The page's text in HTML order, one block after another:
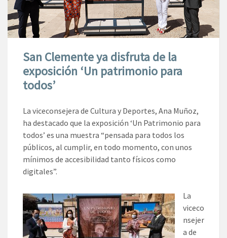
San Clemente ya disfruta de la
exposición ‘Un patrimonio para
todos’
La viceconsejera de Cultura y Deportes, Ana Muñoz,
ha destacado que la exposición ‘Un Patrimonio para
todos’ es una muestra “pensada para todos los
públicos, al cumplir, en todo momento, con unos
mínimos de accesibilidad tanto físicos como
digitales”.
La
viceco
nsejer
a de